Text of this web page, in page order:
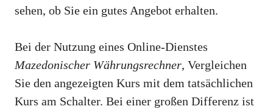
sehen, ob Sie ein gutes Angebot erhalten.
Bei der Nutzung eines Online-Dienstes
Mazedonischer Währungsrechner, Vergleichen
Sie den angezeigten Kurs mit dem tatsächlichen
Kurs am Schalter. Bei einer großen Differenz ist